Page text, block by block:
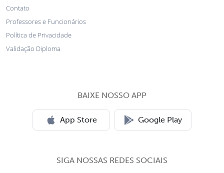
Contato
Professores e Funcionários
Política de Privacidade
Validação Diploma
BAIXE NOSSO APP
App Store Google Play
SIGA NOSSAS REDES SOCIAIS